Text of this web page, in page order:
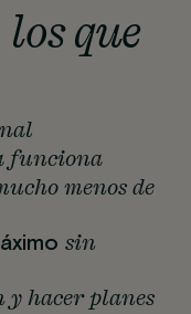
los que
funciona
menos de
sin
y hacer planes